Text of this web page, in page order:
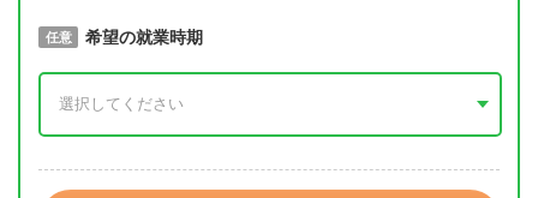
必須 取得予定年
任意 希望の就業時期